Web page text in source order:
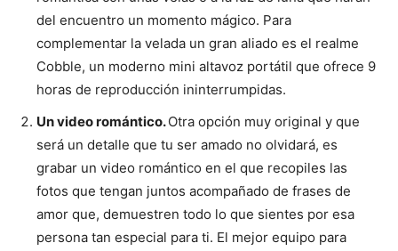
del encuentro un momento mágico. Para
complementar la velada un gran aliado es el realme
Cobble, un moderno mini altavoz portátil que ofrece 9
horas de reproducción ininterrumpidas.
Un video romántico.Otra opción muy original y que
será un detalle que tu ser amado no olvidará, es
grabar un video romántico en el que recopiles las
fotos que tengan juntos acompañado de frases de
amor que, demuestren todo lo que sientes por esa
persona tan especial para ti. El mejor equipo para